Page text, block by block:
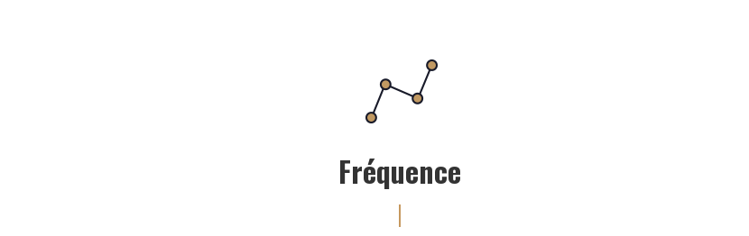
Fréquence